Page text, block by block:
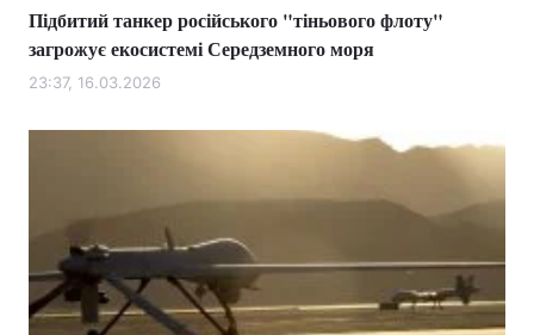
Підбитий танкер російського "тіньового флоту"
загрожує екосистемі Середземного моря
23:37, 16.03.2026